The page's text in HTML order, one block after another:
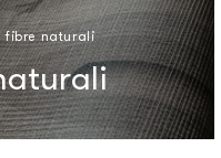
fibre naturali